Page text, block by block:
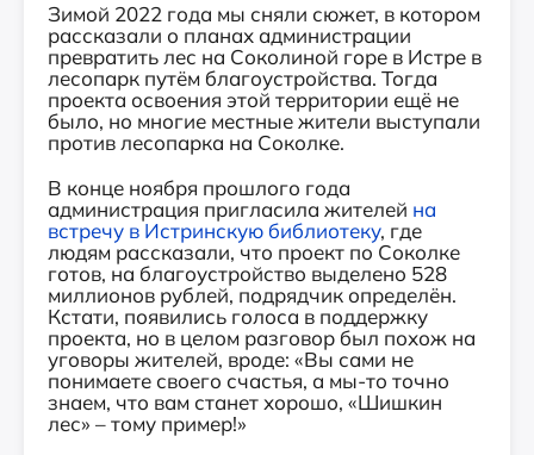
Зимой 2022 года мы сняли сюжет, в котором
рассказали о планах администрации
превратить лес на Соколиной горе в Истре в
лесопарк путём благоустройства. Тогда
проекта освоения этой территории ещё не
было, но многие местные жители выступали
против лесопарка на Соколке.
В конце ноября прошлого года
администрация пригласила жителей на
встречу в Истринскую библиотеку, где
людям рассказали, что проект по Соколке
готов, на благоустройство выделено 528
миллионов рублей, подрядчик определён.
Кстати, появились голоса в поддержку
проекта, но в целом разговор был похож на
уговоры жителей, вроде: «Вы сами не
понимаете своего счастья, а мы-то точно
знаем, что вам станет хорошо, «Шишкин
лес» – тому пример!»